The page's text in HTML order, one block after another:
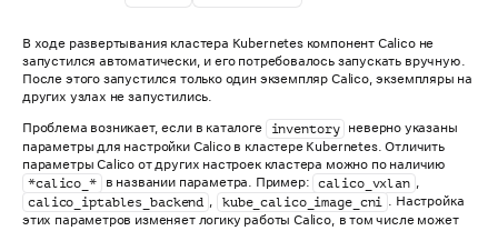
В ходе развертывания кластера Kubernetes компонент Calico не
запустился автоматически, и его потребовалось запускать вручную.
После этого запустился только один экземпляр Calico, экземпляры на
других узлах не запустились.
Проблема возникает, если в каталоге
inventory
неверно указаны
параметры для настройки Calico в кластере Kubernetes. Отличить
параметры Calico от других настроек кластера можно по наличию
*calico_*
в названии параметра. Пример: calico_vxlan ,
calico_iptables_backend
kube_calico_image_cni
. Настройка
этих параметров изменяет логику работы Calico, в том числе может